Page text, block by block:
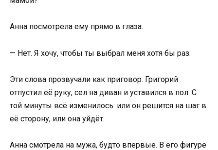
Анна посмотрела ему прямо в глаза.
— Нет. Я хочу, чтобы ты выбрал меня хотя бы раз.
Эти слова прозвучали как приговор. Григорий
отпустил её руку, сел на диван и уставился в пол. С
той минуты всё изменилось: или он решится на шаг в
её сторону, или она уйдёт.
Анна смотрела на мужа, будто впервые. В его фигуре